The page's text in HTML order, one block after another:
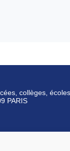
collèges,
PARIS